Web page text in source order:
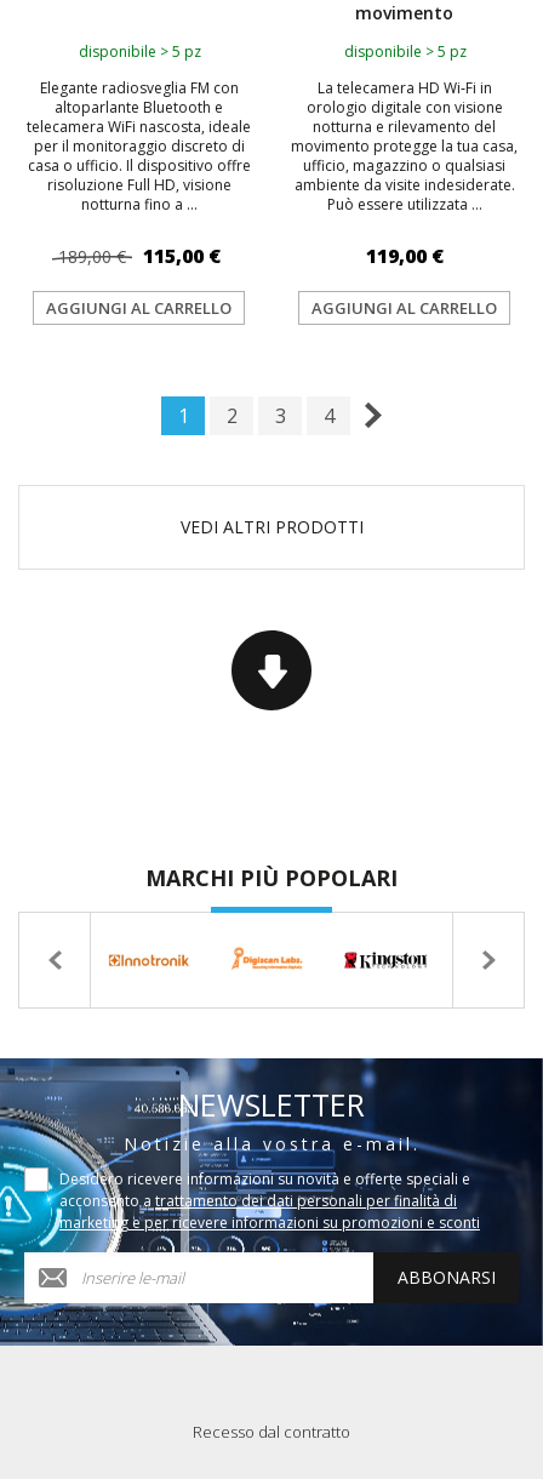
disponibile > 5 pz
Elegante radiosveglia FM con
altoparlante Bluetooth e
telecamera WiFi nascosta, ideale
per il monitoraggio discreto di
casa o ufficio. Il dispositivo offre
risoluzione Full HD, visione
notturna fino a ...
189,00 € 115,00 €
AGGIUNGI AL CARRELLO
movimento
disponibile > 5 pz
La telecamera HD Wi‑Fi in
orologio digitale con visione
notturna e rilevamento del
movimento protegge la tua casa,
ufficio, magazzino o qualsiasi
ambiente da visite indesiderate.
Può essere utilizzata ...
119,00 €
AGGIUNGI AL CARRELLO
1 2 3 4
VEDI ALTRI PRODOTTI
MARCHI PIÙ POPOLARI
NEWSLETTER
Notizie alla vostra e-mail.
Desidero ricevere informazioni su novità e offerte speciali e
acconsento a trattamento dei dati personali per finalità di
marketing e per ricevere informazioni su promozioni e sconti
ABBONARSI
Recesso dal contratto